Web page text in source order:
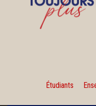
Étudiants